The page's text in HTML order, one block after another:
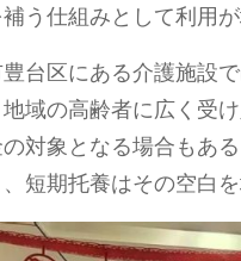
う仕組みとして利用が
台区にある介護施設
域の高齢者に広く受
対象となる場合もあ
短期托養はその空白